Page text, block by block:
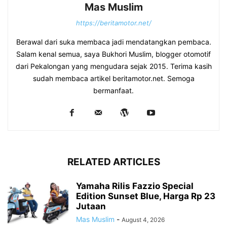
Mas Muslim
https://beritamotor.net/
Berawal dari suka membaca jadi mendatangkan pembaca.
Salam kenal semua, saya Bukhori Muslim, blogger otomotif
dari Pekalongan yang mengudara sejak 2015. Terima kasih
sudah membaca artikel beritamotor.net. Semoga
bermanfaat.
RELATED ARTICLES
Yamaha Rilis Fazzio Special
Edition Sunset Blue, Harga Rp 23
Jutaan
Mas Muslim - August 4, 2026